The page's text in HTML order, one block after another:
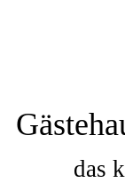
das